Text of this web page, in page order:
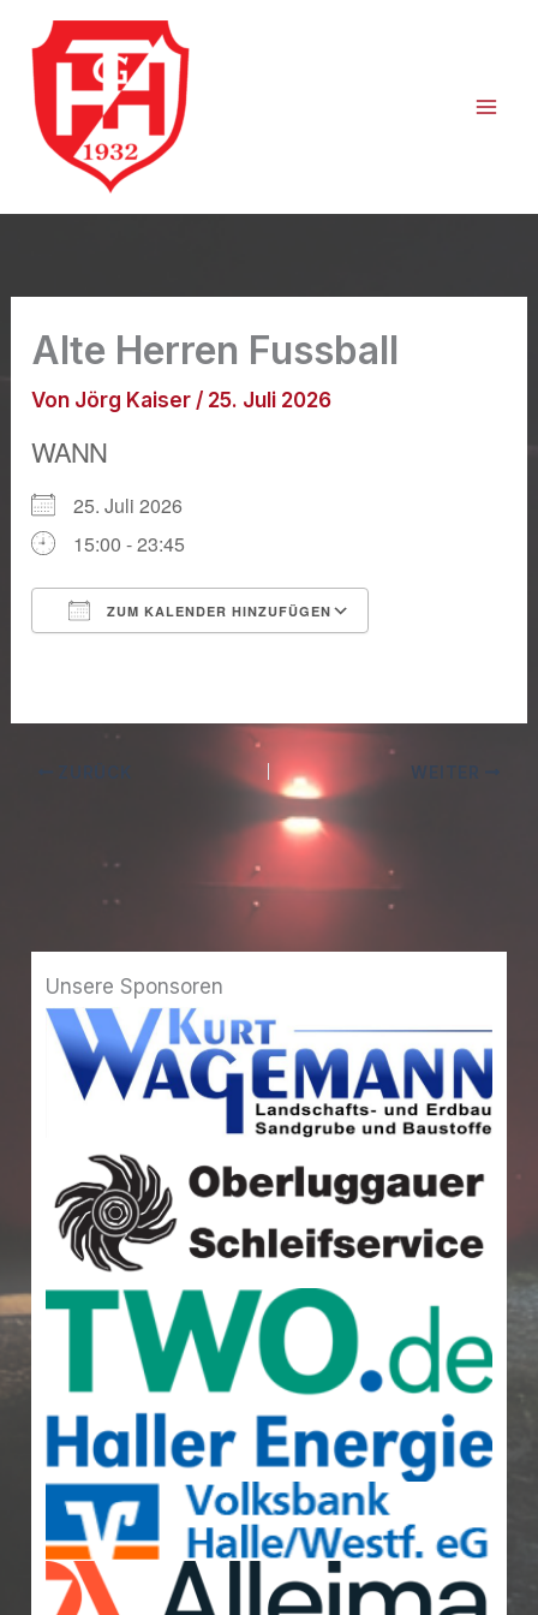
Inhalt
springen
Alte Herren Fussball
Von Jörg Kaiser / 25. Juli 2026
WANN
25. Juli 2026
15:00 - 23:45
ZUM KALENDER HINZUFÜGEN
WEITER
Unsere Sponsoren